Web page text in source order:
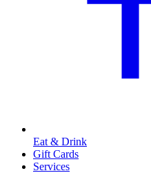
Eat & Drink
Gift Cards
Services